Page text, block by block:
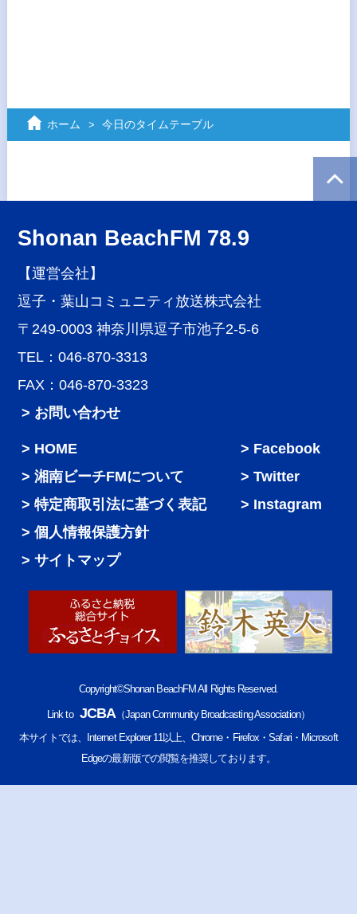
ホーム 今日のタイムテーブル
Shonan BeachFM 78.9
【運営会社】
逗子・葉山コミュニティ放送株式会社
〒249-0003 神奈川県逗子市池子2-5-6
TEL：046-870-3313
FAX：046-870-3323
> お問い合わせ
HOME
湘南ビーチFMについて
特定商取引法に基づく表記
個人情報保護方針
サイトマップ
Facebook
Twitter
Instagram
Copyright©Shonan BeachFM All Rights Reserved.
Link to JCBA（Japan Community Broadcasting Association）
本サイトでは、Internet Explorer 11以上、Chrome・Firefox・Safari・Microsoft
Edgeの最新版での閲覧を推奨しております。